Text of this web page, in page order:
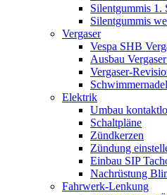
Silentgummis 1.
Silentgummis
Vergaser
Vespa SHB
Ausbau
Vergaser-
Elektrik
Umbau
Schaltpläne
Zündkerzen
Zündung
Einbau SIP
Nachrüstung
Fahrwerk-Lenkung